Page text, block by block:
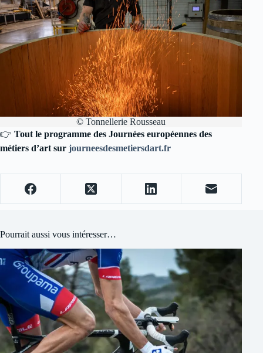
© Tonnellerie Rousseau
👉 Tout le programme des Journées européennes des
métiers d’art sur journeesdesmetiersdart.fr
Pourrait aussi vous intéresser…